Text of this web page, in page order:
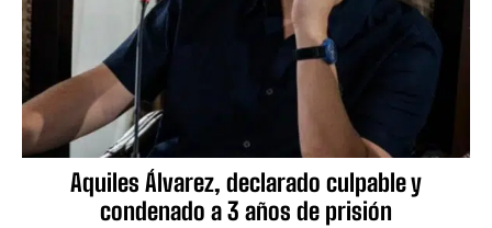
Aquiles Álvarez, declarado culpable y
condenado a 3 años de prisión